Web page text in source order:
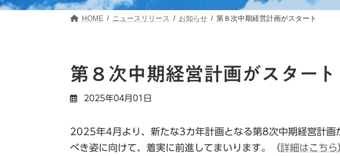
HOME ニュースリリース お知らせ 第８次中期経営計画がスタート
第８次中期経営計画がスタート
2025年04月01日
2025年4月より、新たな3カ年計画となる第8次中期経営計
べき姿に向けて、着実に前進してまいります。（詳細はこちら